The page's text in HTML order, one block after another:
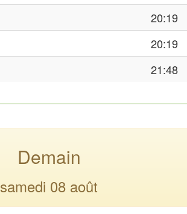
20:19
20:19
21:48
Demain
samedi 08 août